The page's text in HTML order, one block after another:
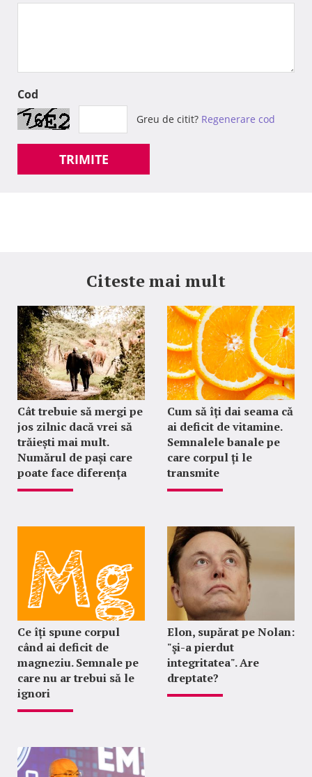
Cod
Greu de citit? Regenerare cod
TRIMITE
Citeste mai mult
Cât trebuie să mergi pe
jos zilnic dacă vrei să
trăiești mai mult.
Numărul de pași care
poate face diferența
Cum să îți dai seama că
ai deficit de vitamine.
Semnalele banale pe
care corpul ți le
transmite
Ce îți spune corpul
când ai deficit de
magneziu. Semnale pe
care nu ar trebui să le
ignori
Elon, supărat pe Nolan:
"şi-a pierdut
integritatea". Are
dreptate?